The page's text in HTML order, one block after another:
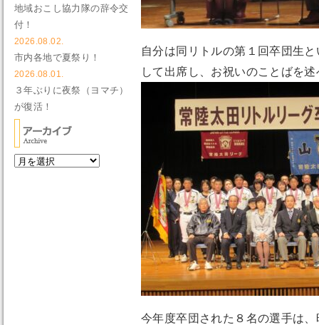
自分は同リトルの第１回卒団生
して出席し、お祝いのことばを
今年度卒団された８名の選手は
地域おこし協力隊の辞令交
付！
2026.08.02.
市内各地で夏祭り！
2026.08.01.
３年ぶりに夜祭（ヨマチ）
が復活！